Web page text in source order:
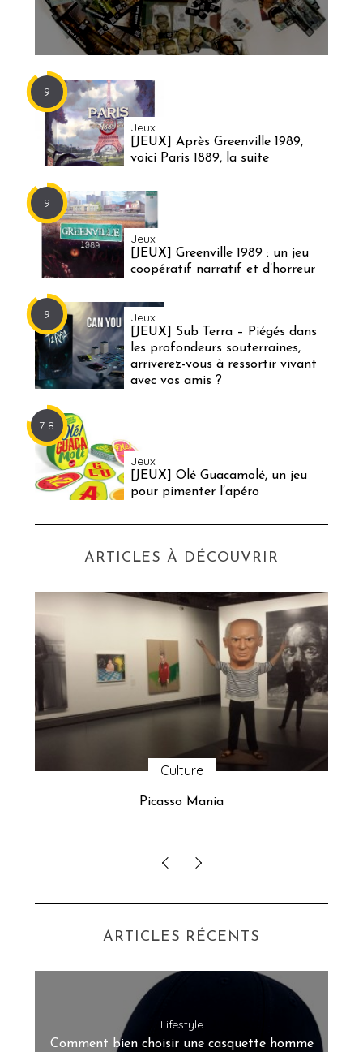
9
Jeux
[JEUX] Après Greenville 1989,
voici Paris 1889, la suite
9
Jeux
[JEUX] Greenville 1989 : un jeu
coopératif narratif et d’horreur
9 Jeux
[JEUX] Sub Terra – Piégés dans
les profondeurs souterraines,
arriverez-vous à ressortir vivant
avec vos amis ?
7.8
Jeux
[JEUX] Olé Guacamolé, un jeu
pour pimenter l’apéro
ARTICLES À DÉCOUVRIR
Culture
Picasso Mania
ARTICLES RÉCENTS
Lifestyle
Comment bien choisir une casquette homme